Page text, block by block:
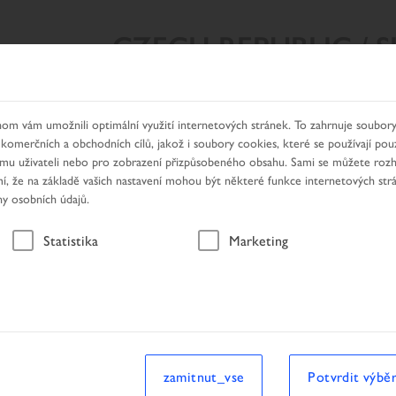
CZECH REPUBLIC /
VYHLEDÁVÁNÍ NAŠE PRODUKTY HLEDÁNÍ DEALERA
vám umožnili optimální využití internetových stránek. To zahrnuje
a obchodních cílů, jakož i soubory cookies, které se používají
uživateli nebo pro zobrazení přizpůsobeného obsahu. Sami se můžete
že na základě vašich nastavení mohou být některé funkce internetových
osobních údajů.
Statistika Marketing
zamitnut_vse Potvrdit výběr